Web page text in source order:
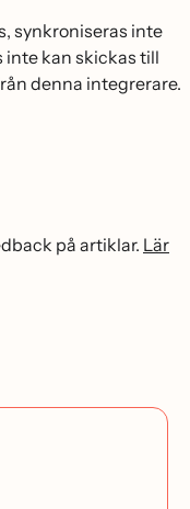
synkroniseras inte
kan skickas till
denna integrerare.
på artiklar. Lär